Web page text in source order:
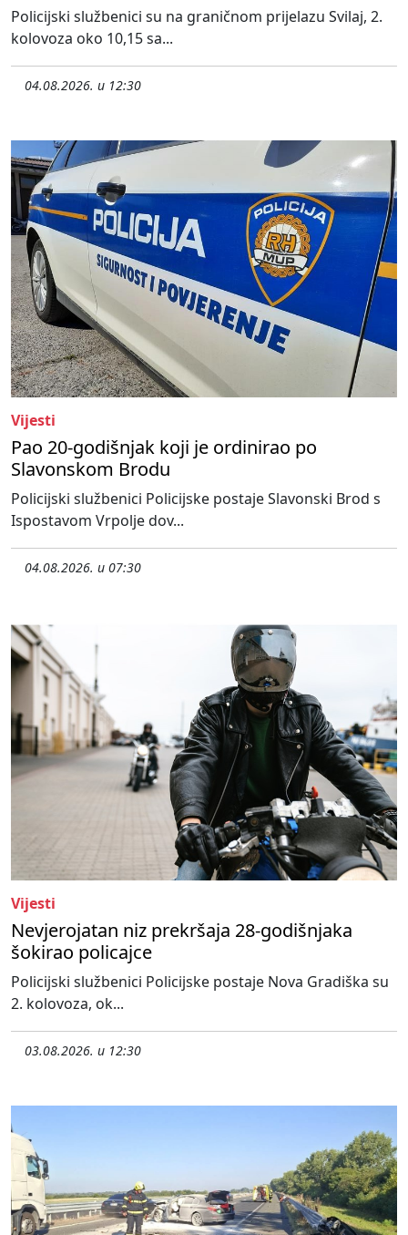
Policijski službenici su na graničnom prijelazu Svilaj, 2.
kolovoza oko 10,15 sa...
04.08.2026. u 12:30
Vijesti
Pao 20-godišnjak koji je ordinirao po
Slavonskom Brodu
Policijski službenici Policijske postaje Slavonski Brod s
Ispostavom Vrpolje dov...
04.08.2026. u 07:30
Vijesti
Nevjerojatan niz prekršaja 28-godišnjaka
šokirao policajce
Policijski službenici Policijske postaje Nova Gradiška su
2. kolovoza, ok...
03.08.2026. u 12:30